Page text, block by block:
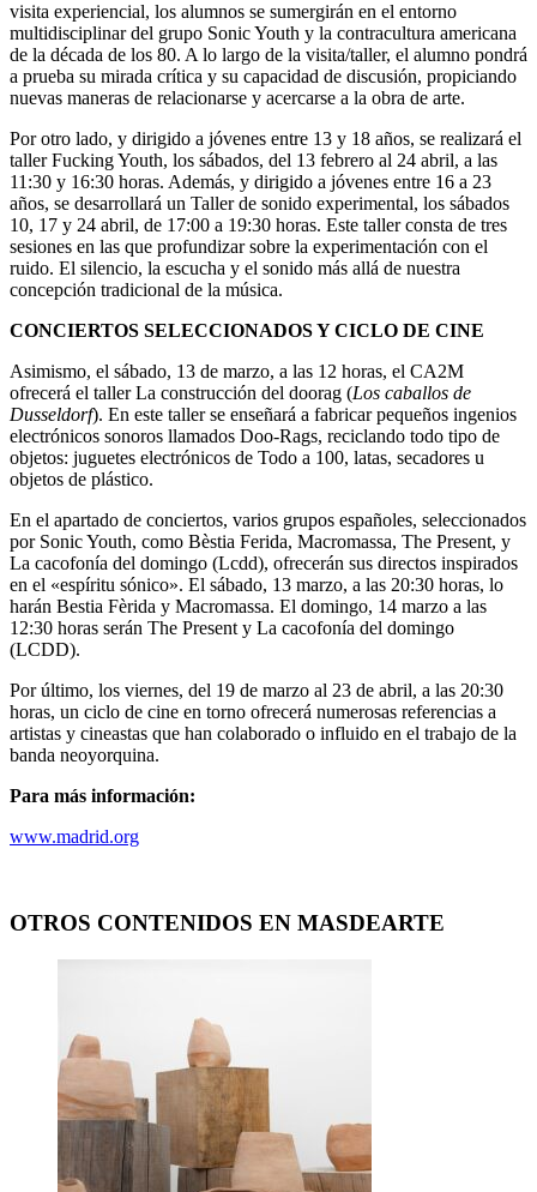
visita experiencial, los alumnos se sumergirán en el entorno
multidisciplinar del grupo Sonic Youth y la contracultura americana
de la década de los 80. A lo largo de la visita/taller, el alumno pondrá
a prueba su mirada crítica y su capacidad de discusión, propiciando
nuevas maneras de relacionarse y acercarse a la obra de arte.
Por otro lado, y dirigido a jóvenes entre 13 y 18 años, se realizará el
taller Fucking Youth, los sábados, del 13 febrero al 24 abril, a las
11:30 y 16:30 horas. Además, y dirigido a jóvenes entre 16 a 23
años, se desarrollará un Taller de sonido experimental, los sábados
10, 17 y 24 abril, de 17:00 a 19:30 horas. Este taller consta de tres
sesiones en las que profundizar sobre la experimentación con el
ruido. El silencio, la escucha y el sonido más allá de nuestra
concepción tradicional de la música.
CONCIERTOS SELECCIONADOS Y CICLO DE CINE
Asimismo, el sábado, 13 de marzo, a las 12 horas, el CA2M
ofrecerá el taller La construcción del doorag (Los caballos de
Dusseldorf). En este taller se enseñará a fabricar pequeños ingenios
electrónicos sonoros llamados Doo-Rags, reciclando todo tipo de
objetos: juguetes electrónicos de Todo a 100, latas, secadores u
objetos de plástico.
En el apartado de conciertos, varios grupos españoles, seleccionados
por Sonic Youth, como Bèstia Ferida, Macromassa, The Present, y
La cacofonía del domingo (Lcdd), ofrecerán sus directos inspirados
en el «espíritu sónico». El sábado, 13 marzo, a las 20:30 horas, lo
harán Bestia Fèrida y Macromassa. El domingo, 14 marzo a las
12:30 horas serán The Present y La cacofonía del domingo
(LCDD).
Por último, los viernes, del 19 de marzo al 23 de abril, a las 20:30
horas, un ciclo de cine en torno ofrecerá numerosas referencias a
artistas y cineastas que han colaborado o influido en el trabajo de la
banda neoyorquina.
Para más información:
www.madrid.org
OTROS CONTENIDOS EN MASDEARTE